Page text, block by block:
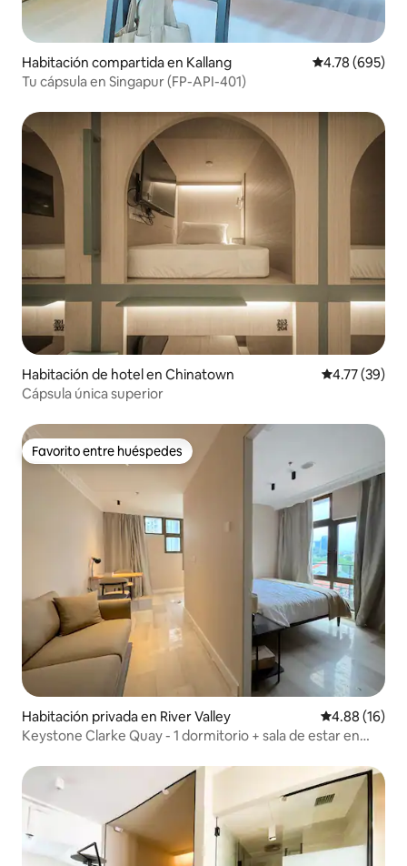
Habitación compartida en Kallang Calificación
4.78 (695)
Tu cápsula en Singapur (FP-API-401)
Habitación de hotel en Chinatown Calificación
4.77 (39)
Cápsula única superior
Favorito entre huéspedes
Favorito entre huéspedes
Habitación privada en River Valley Calificación
4.88 (16)
Keystone Clarke Quay - 1 dormitorio + sala de estar en